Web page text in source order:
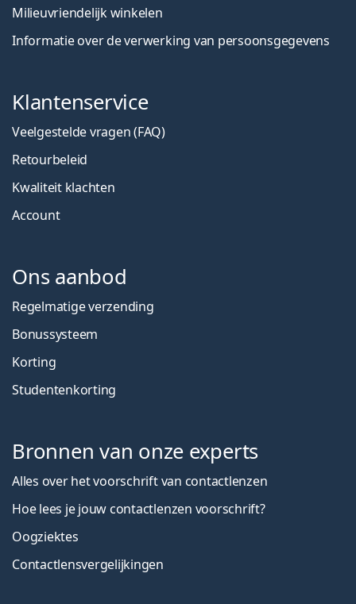
Milieuvriendelijk winkelen
Informatie over de verwerking van persoonsgegevens
Klantenservice
Veelgestelde vragen (FAQ)
Retourbeleid
Kwaliteit klachten
Account
Ons aanbod
Regelmatige verzending
Bonussysteem
Korting
Studentenkorting
Bronnen van onze experts
Alles over het voorschrift van contactlenzen
Hoe lees je jouw contactlenzen voorschrift?
Oogziektes
Contactlensvergelijkingen